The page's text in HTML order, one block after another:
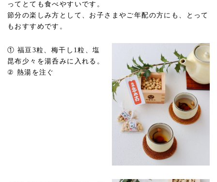
ってとても食べやすいです。
節分の楽しみ方として、お子さまやご年配の方にも、とって
もおすすめです。
① 福豆3粒、梅干し1粒、塩
昆布少々を湯呑みに入れる。
② 熱湯を注ぐ